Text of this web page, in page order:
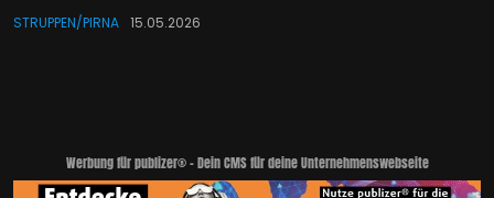
STRUPPEN/PIRNA 15.05.2026
Werbung für publizer® - Dein CMS für deine Unternehmenswebseite